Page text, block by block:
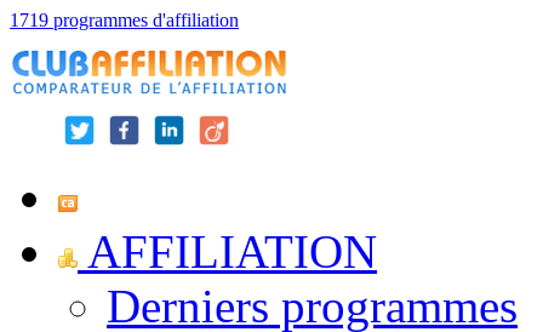
1719 programmes d'affiliation
AFFILIATION
Derniers programmes